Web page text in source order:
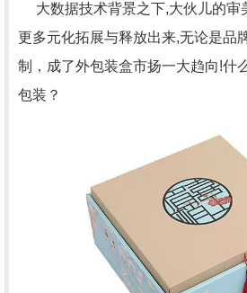
大数据技术背景之下,大伙儿的审
更多元化拓展与释放出来,无论是品
制，成了外包装盒市扬一大趋向!什
包装？